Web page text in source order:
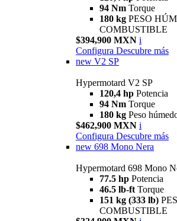
94 Nm Torque
180 kg PESO
COMBUSTIBLE
$394,900 MXN i
Configura Descubre más
new V2 SP
Hypermotard V2 SP
120,4 hp Potencia
94 Nm Torque
180 kg Peso
$462,900 MXN i
Configura Descubre más
new 698 Mono Nera
Hypermotard 698 Mono
77.5 hp Potencia
46.5 lb-ft Torque
151 kg (333 lb)
COMBUSTIBLE